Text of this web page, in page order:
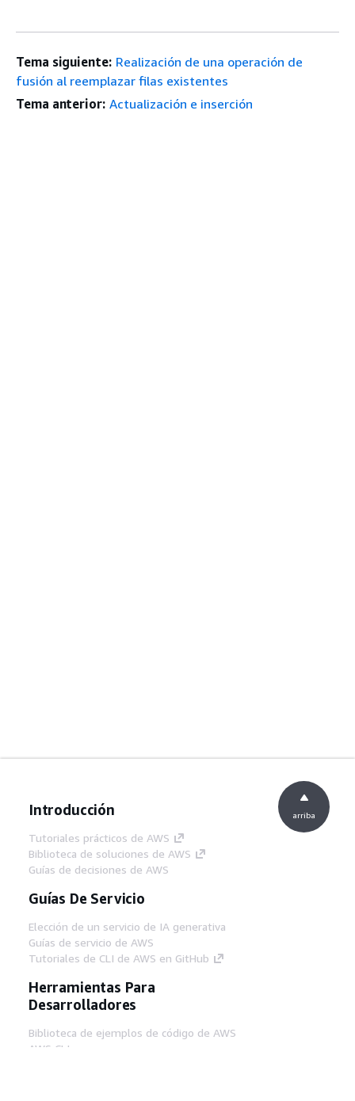
Tema siguiente: Realización de una operación de
fusión al reemplazar filas existentes
Tema anterior: Actualización e inserción
Introducción
Tutoriales prácticos de AWS
Biblioteca de soluciones de AWS
Guías de decisiones de AWS
Guías De Servicio
Elección de un servicio de IA generativa
Guías de servicio de AWS
Tutoriales de CLI de AWS en GitHub
Herramientas Para
Desarrolladores
Biblioteca de ejemplos de código de AWS
AWS CLI
arriba